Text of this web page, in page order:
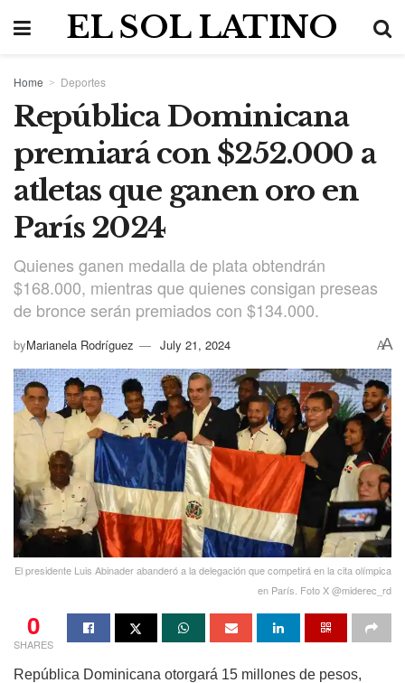
EL SOL LATINO
Home Deportes
República Dominicana
premiará con $252.000 a
atletas que ganen oro en
París 2024
Quienes ganen medalla de plata obtendrán
$168.000, mientras que quienes consigan preseas
de bronce serán premiados con $134.000.
byMarianela Rodríguez July 21, 2024 AA
El presidente Luis Abinader abanderó a la delegación que competirá en la cita olímpica
en París. Foto X @miderec_rd
0
SHARES
República Dominicana otorgará 15 millones de pesos,